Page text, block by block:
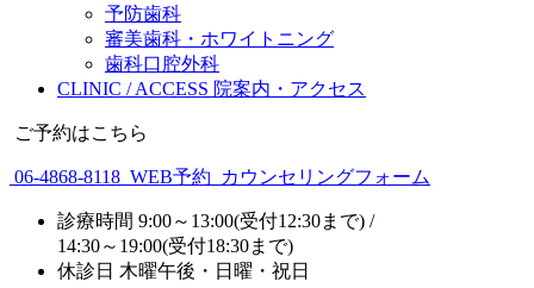
予防歯科
審美歯科・ホワイトニング
歯科口腔外科
CLINIC / ACCESS 院案内・アクセス
ご予約はこちら
06-4868-8118 WEB予約 カウンセリングフォーム
診療時間 9:00～13:00(受付12:30まで) /
14:30～19:00(受付18:30まで)
休診日 木曜午後・日曜・祝日